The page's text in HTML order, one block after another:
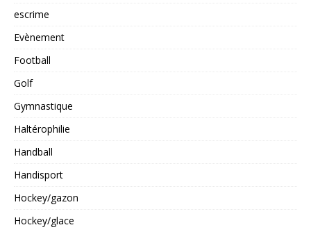
escrime
Evènement
Football
Golf
Gymnastique
Haltérophilie
Handball
Handisport
Hockey/gazon
Hockey/glace